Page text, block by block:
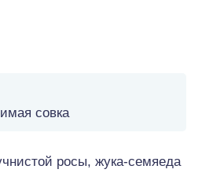
совка
росы, жука-семяеда